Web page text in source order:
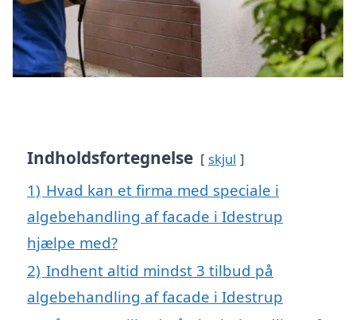
Indholdsfortegnelse skjul
1) Hvad kan et firma med speciale i
algebehandling af facade i Idestrup
hjælpe med?
2) Indhent altid mindst 3 tilbud på
algebehandling af facade i Idestrup